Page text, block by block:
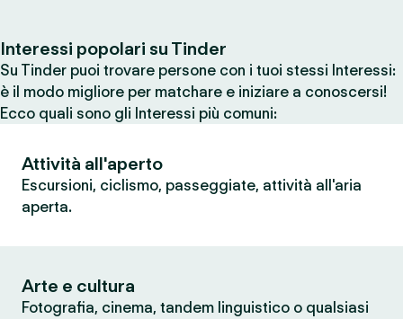
Interessi popolari su Tinder
Su Tinder puoi trovare persone con i tuoi stessi Interessi:
è il modo migliore per matchare e iniziare a conoscersi!
Ecco quali sono gli Interessi più comuni:
Attività all'aperto
Escursioni, ciclismo, passeggiate, attività all'aria
aperta.
Arte e cultura
Fotografia, cinema, tandem linguistico o qualsiasi